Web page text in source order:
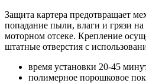
Защита картера предотвращает
попадание пыли, влаги и грязи на
моторном отсеке. Крепление
штатные отверстия с
время установки 20-45
полимерное порошковое